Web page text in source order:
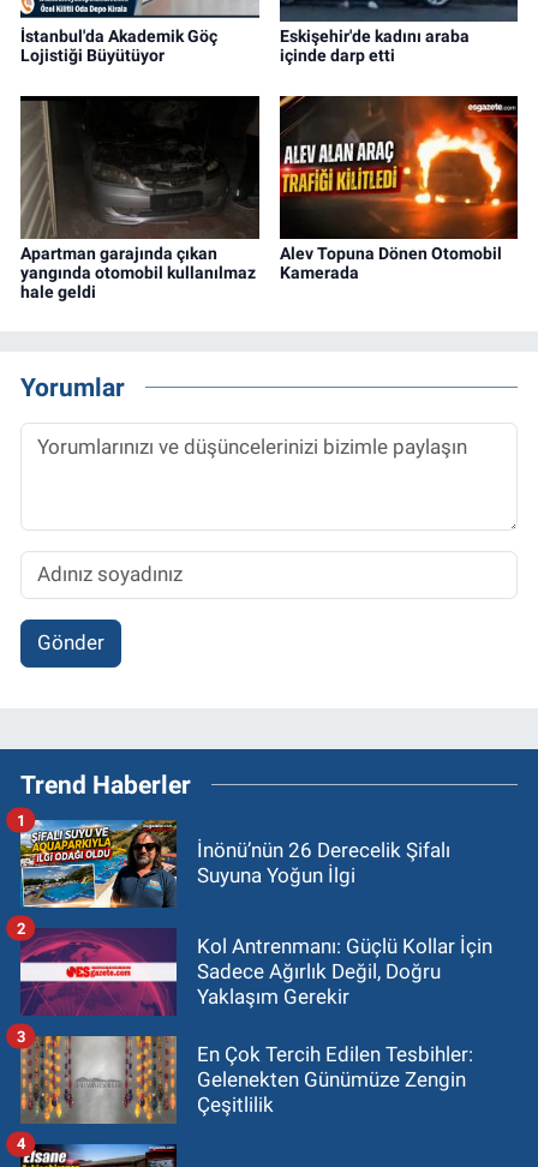
İstanbul'da Akademik Göç
Lojistiği Büyütüyor
Eskişehir'de kadını araba
içinde darp etti
Apartman garajında çıkan
yangında otomobil kullanılmaz
hale geldi
Alev Topuna Dönen Otomobil
Kamerada
Yorumlar
Gönder
Trend Haberler
İnönü’nün 26 Derecelik Şifalı
Suyuna Yoğun İlgi
1
Kol Antrenmanı: Güçlü Kollar İçin
Sadece Ağırlık Değil, Doğru
Yaklaşım Gerekir
2
En Çok Tercih Edilen Tesbihler:
Gelenekten Günümüze Zengin
Çeşitlilik
3
4